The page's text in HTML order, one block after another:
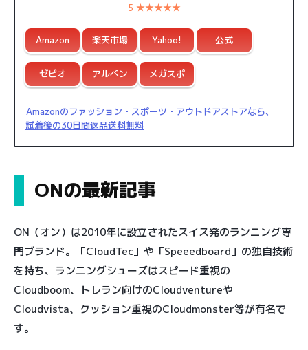
5 ★★★★★
Amazon 楽天市場 Yahoo! 公式
ゼビオ アルペン メガスポ
Amazonのファッション・スポーツ・アウトドアストアなら、
試着後の30日間返品送料無料
ONの最新記事
ON（オン）は2010年に設立されたスイス発のランニング専
門ブランド。「CloudTec」や「Speeedboard」の独自技術
を持ち、ランニングシューズはスピード重視の
Cloudboom、トレラン向けのCloudventureや
Cloudvista、クッション重視のCloudmonster等が有名で
す。